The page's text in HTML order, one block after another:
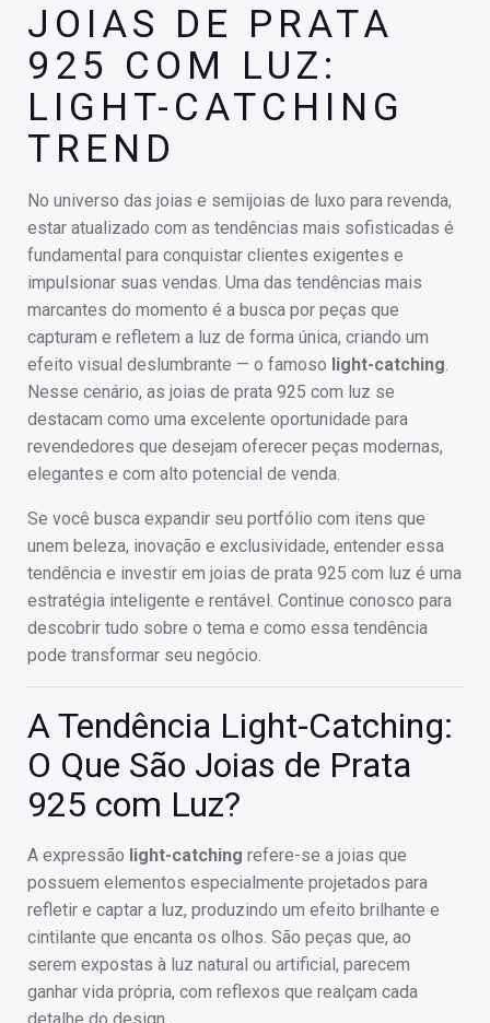
JOIAS DE PRATA
925 COM LUZ:
LIGHT-CATCHING
TREND
No universo das joias e semijoias de luxo para revenda,
estar atualizado com as tendências mais sofisticadas é
fundamental para conquistar clientes exigentes e
impulsionar suas vendas. Uma das tendências mais
marcantes do momento é a busca por peças que
capturam e refletem a luz de forma única, criando um
efeito visual deslumbrante — o famoso light-catching.
Nesse cenário, as joias de prata 925 com luz se
destacam como uma excelente oportunidade para
revendedores que desejam oferecer peças modernas,
elegantes e com alto potencial de venda.
Se você busca expandir seu portfólio com itens que
unem beleza, inovação e exclusividade, entender essa
tendência e investir em joias de prata 925 com luz é uma
estratégia inteligente e rentável. Continue conosco para
descobrir tudo sobre o tema e como essa tendência
pode transformar seu negócio.
A Tendência Light-Catching:
O Que São Joias de Prata
925 com Luz?
A expressão light-catching refere-se a joias que
possuem elementos especialmente projetados para
refletir e captar a luz, produzindo um efeito brilhante e
cintilante que encanta os olhos. São peças que, ao
serem expostas à luz natural ou artificial, parecem
ganhar vida própria, com reflexos que realçam cada